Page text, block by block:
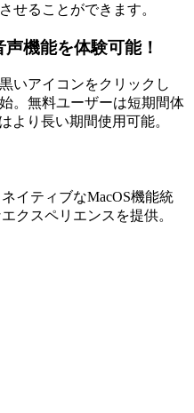
せることができます。
機能を体験可能！
いアイコンをクリックし
。無料ユーザーは短期間体
より長い期間使用可能。
イティブなMacOS機能統
クスペリエンスを提供。